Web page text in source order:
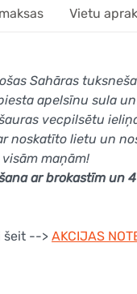
Vietu
Sahāras
apelsīnu sula
vecpilsētu
noskatīto lietu un
maņām!
ar brokastīm un
šeit --> AKCIJAS